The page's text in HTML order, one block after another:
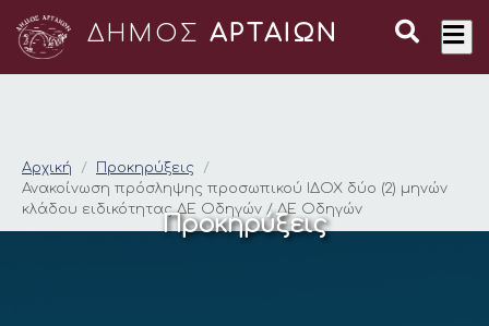
ΔΗΜΟΣ ΑΡΤΑΙΩΝ
Ανακοίνωση
Αρχική
Προκηρύξεις
Ανακοίνωση πρόσληψης προσωπικού ΙΔΟΧ δύο (2) μηνών
κλάδου ειδικότητας ΔΕ Οδηγών / ΔΕ Οδηγών
Προκηρύξεις